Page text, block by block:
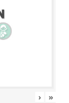
› »